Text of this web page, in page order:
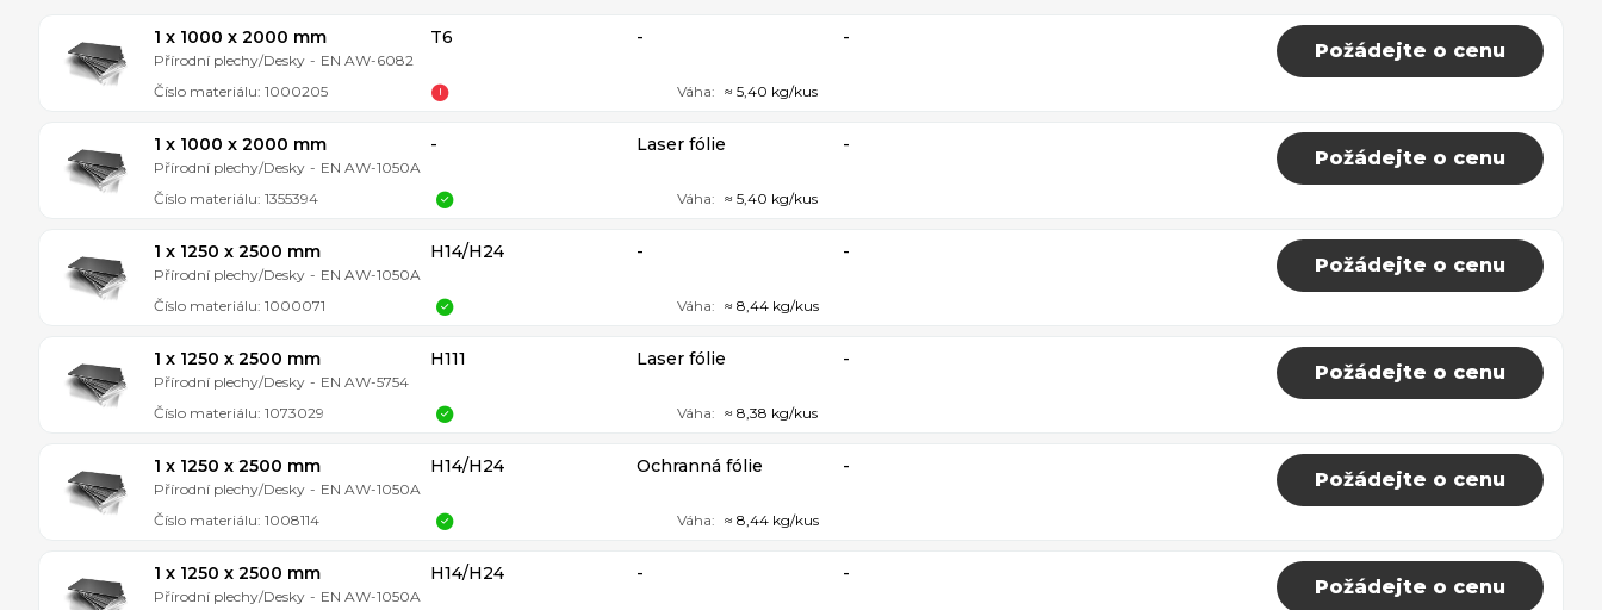
1 x 1000 x 2000 mm
Přírodní plechy/Desky - EN AW-6082
Číslo materiálu: 1000205
T6 - -
Požádejte o cenu
Váha: ≈ 5,40 kg/kus
1 x 1000 x 2000 mm
Přírodní plechy/Desky - EN AW-1050A
Číslo materiálu: 1355394
- Laser fólie -
Požádejte o cenu
Váha: ≈ 5,40 kg/kus
1 x 1250 x 2500 mm
Přírodní plechy/Desky - EN AW-1050A
Číslo materiálu: 1000071
H14/H24 - -
Požádejte o cenu
Váha: ≈ 8,44 kg/kus
1 x 1250 x 2500 mm
Přírodní plechy/Desky - EN AW-5754
Číslo materiálu: 1073029
H111 Laser fólie -
Požádejte o cenu
Váha: ≈ 8,38 kg/kus
1 x 1250 x 2500 mm
Přírodní plechy/Desky - EN AW-1050A
Číslo materiálu: 1008114
H14/H24 Ochranná fólie -
Požádejte o cenu
Váha: ≈ 8,44 kg/kus
1 x 1250 x 2500 mm
Přírodní plechy/Desky - EN AW-1050A
H14/H24 - -
Požádejte o cenu